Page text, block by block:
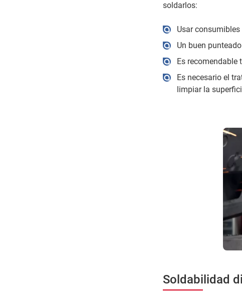
soldarlos:
Usar
Un buen
Es recomendable
Es necesario el
limpiar la
Soldabilidad